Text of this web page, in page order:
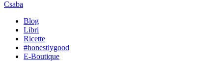
Csaba
Blog
Libri
Ricette
#honestlygood
E-Boutique